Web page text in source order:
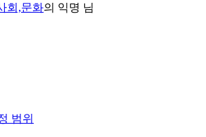
회,문화의 익명 님
범위